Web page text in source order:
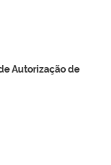
Autorização de